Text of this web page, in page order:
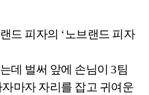
드 피자의 ‘노브랜드 피자
데 벌써 앞에 손님이 3팀
마자 자리를 잡고 귀여운